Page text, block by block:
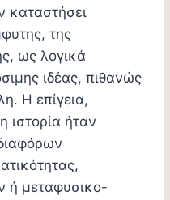
καταστήσει
της
ως λογικά
ιδέας, πιθανώς
Η επίγεια,
ιστορία ήταν
ή μεταφυσικο-